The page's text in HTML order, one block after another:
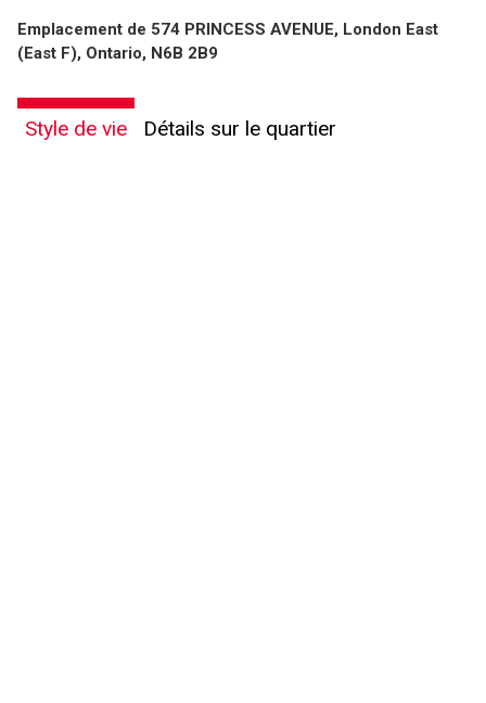
Emplacement de 574 PRINCESS AVENUE, London East
(East F), Ontario, N6B 2B9
Style de vie Détails sur le quartier